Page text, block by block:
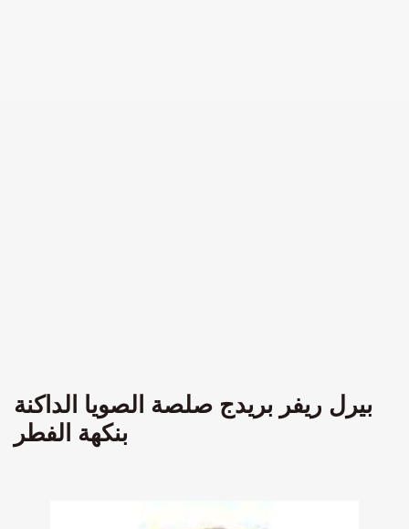
بيرل ريفر بريدج صلصة الصويا الداكنة
بنكهة الفطر